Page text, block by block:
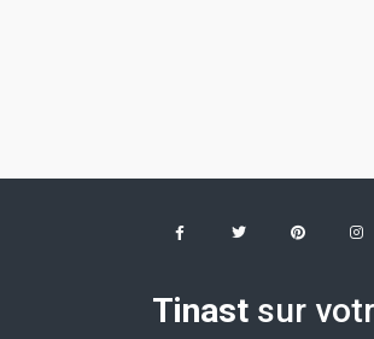
Tinast sur